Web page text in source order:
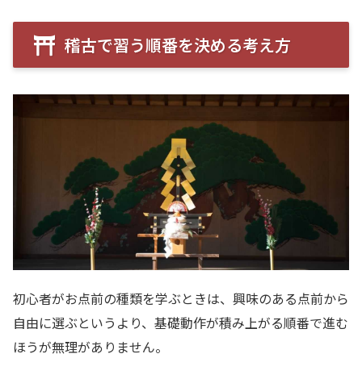
稽古で習う順番を決める考え方
初心者がお点前の種類を学ぶときは、興味のある点前から
自由に選ぶというより、基礎動作が積み上がる順番で進む
ほうが無理がありません。